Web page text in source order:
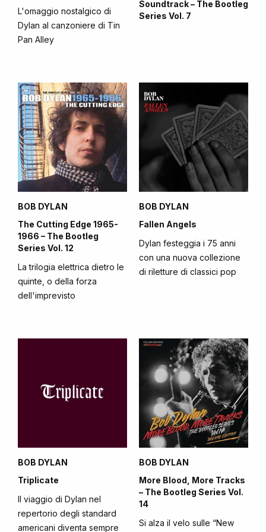
L'omaggio nostalgico di
Dylan al canzoniere di Tin
Pan Alley
Soundtrack – The Bootleg
Series Vol. 7
BOB DYLAN
The Cutting Edge 1965-
1966 – The Bootleg
Series Vol. 12
La trilogia elettrica dietro le
quinte, o della forza
dell'imprevisto
BOB DYLAN
Fallen Angels
Dylan festeggia i 75 anni
con una nuova collezione
di riletture di classici pop
BOB DYLAN
Triplicate
Il viaggio di Dylan nel
repertorio degli standard
americani diventa sempre
BOB DYLAN
More Blood, More Tracks
– The Bootleg Series Vol.
14
Si alza il velo sulle “New